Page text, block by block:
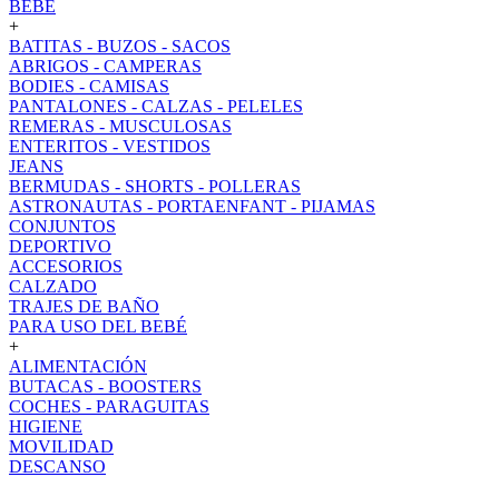
BEBÉ
+
BATITAS - BUZOS - SACOS
ABRIGOS - CAMPERAS
BODIES - CAMISAS
PANTALONES - CALZAS - PELELES
REMERAS - MUSCULOSAS
ENTERITOS - VESTIDOS
JEANS
BERMUDAS - SHORTS - POLLERAS
ASTRONAUTAS - PORTAENFANT - PIJAMAS
CONJUNTOS
DEPORTIVO
ACCESORIOS
CALZADO
TRAJES DE BAÑO
PARA USO DEL BEBÉ
+
ALIMENTACIÓN
BUTACAS - BOOSTERS
COCHES - PARAGUITAS
HIGIENE
MOVILIDAD
DESCANSO